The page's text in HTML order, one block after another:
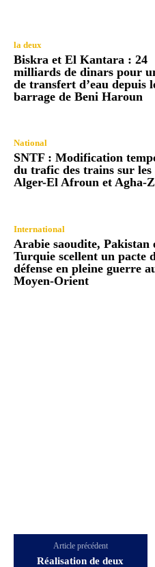
la deux
Biskra et El Kantara : 24
milliards de dinars pour
de transfert d’eau depuis
barrage de Beni Haroun
National
SNTF : Modification
du trafic des trains sur les
Alger-El Afroun et Agha-
International
Arabie saoudite, Pakistan
Turquie scellent un pacte
défense en pleine guerre
Moyen-Orient
Article précédent
Réalisation de deux